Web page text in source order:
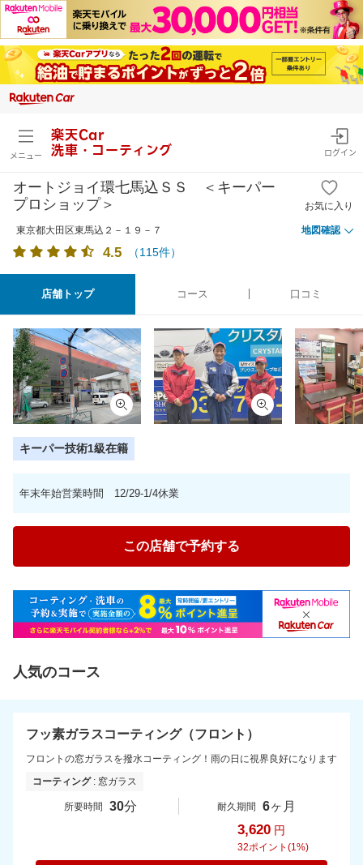
メニュー
楽天Car
洗車・コーティング
ログイン
オートジョイ環七馬込ＳＳ ＜キーパー
プロショップ＞
お気に入り
東京都大田区東馬込２－１９－７ 地図確認
4.5 （115件）
店舗トップ コース 口コミ
キーパー技術1級在籍
年末年始営業時間 12/29-1/4休業
この店舗で予約する
人気のコース
フッ素ガラスコーティング（フロント）
フロントの窓ガラスを撥水コーティング！雨の日に視界良好になります
コーティング: 窓ガラス
所要時間 30分 耐久期間 6ヶ月
3,620 円
32ポイント(1%)